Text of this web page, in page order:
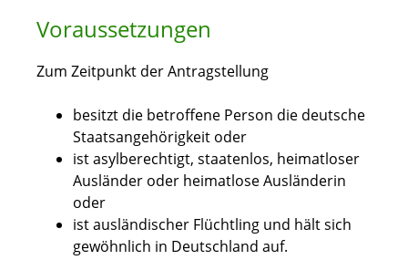
Voraussetzungen
Zum Zeitpunkt der Antragstellung
besitzt die betroffene Person die deutsche
Staatsangehörigkeit oder
ist asylberechtigt, staatenlos, heimatloser
Ausländer oder heimatlose Ausländerin
oder
ist ausländischer Flüchtling und hält sich
gewöhnlich in Deutschland auf.